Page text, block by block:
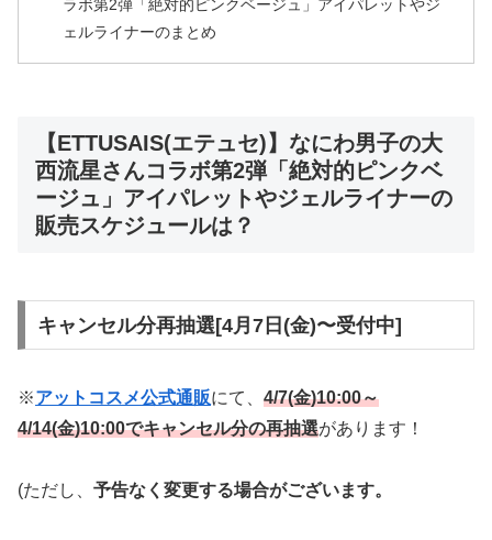
ラボ第2弾「絶対的ピンクベージュ」アイパレットやジ
ェルライナーのまとめ
【ETTUSAIS(エテュセ)】なにわ男子の大
西流星さんコラボ第2弾「絶対的ピンクベ
ージュ」アイパレットやジェルライナーの
販売スケジュールは？
キャンセル分再抽選[4月7日(金)〜受付中]
※アットコスメ公式通販にて、 4/7(金)10:00～
4/14(金)10:00でキャンセル分の再抽選があります！
(ただし、 予告なく変更する場合がございます。